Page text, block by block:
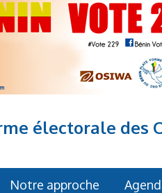
électorale des
Notre approche